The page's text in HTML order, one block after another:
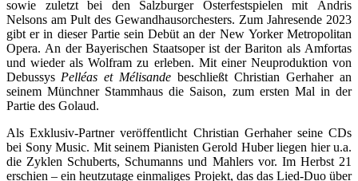
sowie zuletzt bei den Salzburger Osterfestspielen mit Andris
Nelsons am Pult des Gewandhausorchesters. Zum Jahresende 2023
gibt er in dieser Partie sein Debüt an der New Yorker Metropolitan
Opera. An der Bayerischen Staatsoper ist der Bariton als Amfortas
und wieder als Wolfram zu erleben. Mit einer Neuproduktion von
Debussys Pelléas et Mélisande beschließt Christian Gerhaher an
seinem Münchner Stammhaus die Saison, zum ersten Mal in der
Partie des Golaud.
Als Exklusiv-Partner veröffentlicht Christian Gerhaher seine CDs
bei Sony Music. Mit seinem Pianisten Gerold Huber liegen hier u.a.
die Zyklen Schuberts, Schumanns und Mahlers vor. Im Herbst 21
erschien – ein heutzutage einmaliges Projekt, das das Lied-Duo über